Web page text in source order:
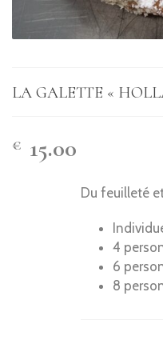
LA GALETTE «
€ 15.00
Du feuilleté
4
6
8